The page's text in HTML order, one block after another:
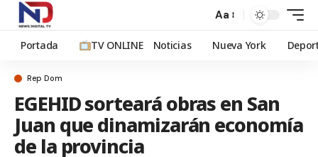
Aa
Portada TV ONLINE Noticias Nueva York
Rep Dom
EGEHID sorteará obras en San
Juan que dinamizarán economía
de la provincia